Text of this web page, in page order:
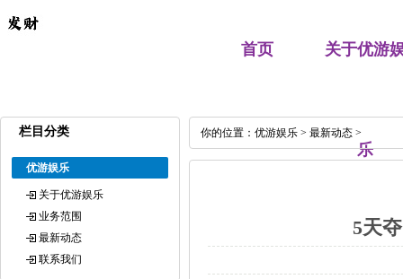
首页 关于优游
乐
栏目分类
优游娱乐
关于优游娱乐
业务范围
最新动态
联系我们
你的位置： 优游娱乐 > 最新动态 >
5天